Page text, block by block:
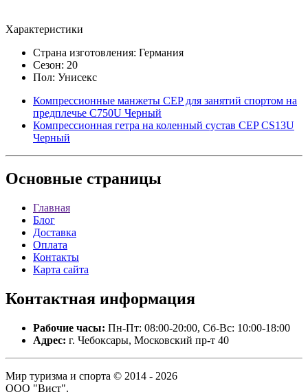
Характеристики
Страна изготовления: Германия
Сезон: 20
Пол: Унисекс
Компрессионные манжеты CEP для занятий спортом на
предплечье C750U Черный
Компрессионная гетра на коленный сустав CEP CS13U
Черный
Основные страницы
Главная
Блог
Доставка
Оплата
Контакты
Карта сайта
Контактная информация
Рабочие часы: Пн-Пт: 08:00-20:00, Сб-Вс: 10:00-18:00
Адрес: г. Чебоксары, Московский пр-т 40
Мир туризма и спорта © 2014 - 2026
ООО "Вист".